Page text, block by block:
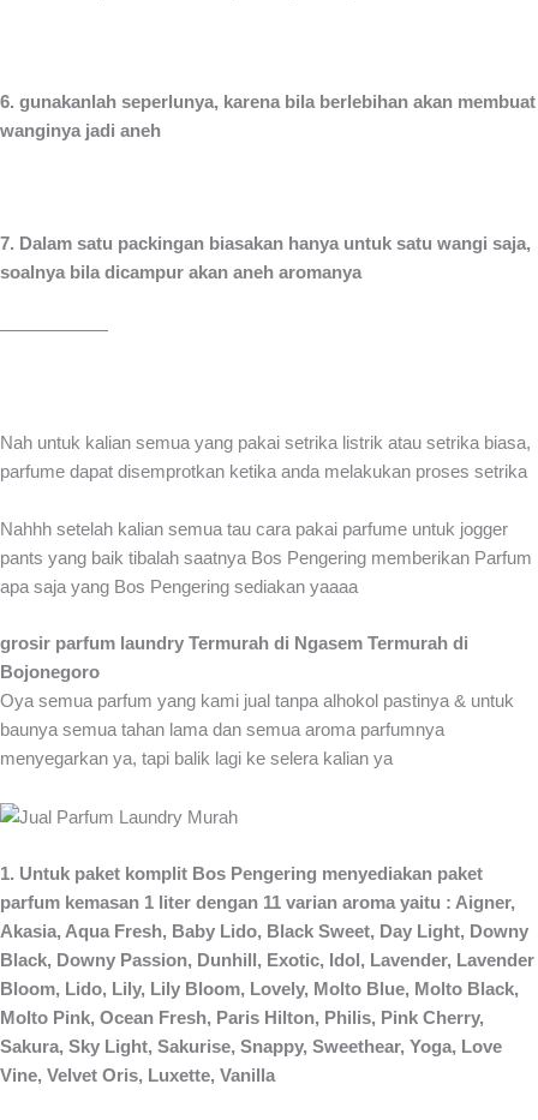
6. gunakanlah seperlunya, karena bila berlebihan akan membuat
wanginya jadi aneh
7. Dalam satu packingan biasakan hanya untuk satu wangi saja,
soalnya bila dicampur akan aneh aromanya
——————
Nah untuk kalian semua yang pakai setrika listrik atau setrika biasa,
parfume dapat disemprotkan ketika anda melakukan proses setrika
Nahhh setelah kalian semua tau cara pakai parfume untuk jogger
pants yang baik tibalah saatnya Bos Pengering memberikan Parfum
apa saja yang Bos Pengering sediakan yaaaa
grosir parfum laundry Termurah di Ngasem Termurah di
Bojonegoro
Oya semua parfum yang kami jual tanpa alhokol pastinya & untuk
baunya semua tahan lama dan semua aroma parfumnya
menyegarkan ya, tapi balik lagi ke selera kalian ya
1. Untuk paket komplit Bos Pengering menyediakan paket
parfum kemasan 1 liter dengan 11 varian aroma yaitu : Aigner,
Akasia, Aqua Fresh, Baby Lido, Black Sweet, Day Light, Downy
Black, Downy Passion, Dunhill, Exotic, Idol, Lavender, Lavender
Bloom, Lido, Lily, Lily Bloom, Lovely, Molto Blue, Molto Black,
Molto Pink, Ocean Fresh, Paris Hilton, Philis, Pink Cherry,
Sakura, Sky Light, Sakurise, Snappy, Sweethear, Yoga, Love
Vine, Velvet Oris, Luxette, Vanilla